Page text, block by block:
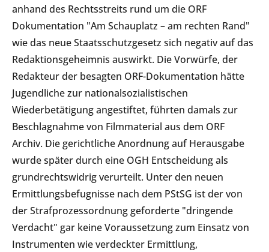
anhand des Rechtsstreits rund um die ORF
Dokumentation "Am Schauplatz – am rechten Rand"
wie das neue Staatsschutzgesetz sich negativ auf das
Redaktionsgeheimnis auswirkt. Die Vorwürfe, der
Redakteur der besagten ORF-Dokumentation hätte
Jugendliche zur nationalsozialistischen
Wiederbetätigung angestiftet, führten damals zur
Beschlagnahme von Filmmaterial aus dem ORF
Archiv. Die gerichtliche Anordnung auf Herausgabe
wurde später durch eine OGH Entscheidung als
grundrechtswidrig verurteilt. Unter den neuen
Ermittlungsbefugnisse nach dem PStSG ist der von
der Strafprozessordnung geforderte "dringende
Verdacht" gar keine Voraussetzung zum Einsatz von
Instrumenten wie verdeckter Ermittlung,